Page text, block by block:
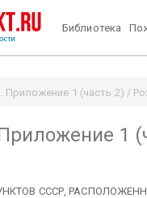
Библиотека
Приложение 1 (часть 2) /
1
СССР,